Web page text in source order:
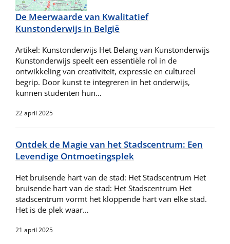
De Meerwaarde van Kwalitatief
Kunstonderwijs in België
Artikel: Kunstonderwijs Het Belang van Kunstonderwijs
Kunstonderwijs speelt een essentiële rol in de
ontwikkeling van creativiteit, expressie en cultureel
begrip. Door kunst te integreren in het onderwijs,
kunnen studenten hun…
22 april 2025
Ontdek de Magie van het Stadscentrum: Een
Levendige Ontmoetingsplek
Het bruisende hart van de stad: Het Stadscentrum Het
bruisende hart van de stad: Het Stadscentrum Het
stadscentrum vormt het kloppende hart van elke stad.
Het is de plek waar…
21 april 2025